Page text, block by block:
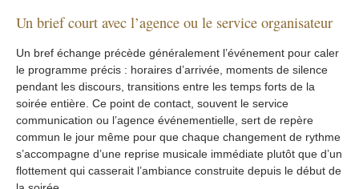
Un brief court avec l’agence ou le service organisateur
Un bref échange précède généralement l’événement pour caler
le programme précis : horaires d’arrivée, moments de silence
pendant les discours, transitions entre les temps forts de la
soirée entière. Ce point de contact, souvent le service
communication ou l’agence événementielle, sert de repère
commun le jour même pour que chaque changement de rythme
s’accompagne d’une reprise musicale immédiate plutôt que d’un
flottement qui casserait l’ambiance construite depuis le début de